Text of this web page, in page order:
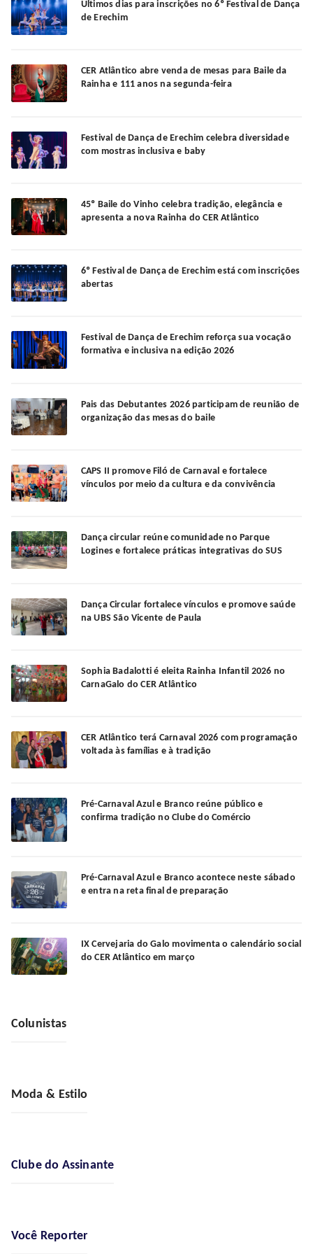
Últimos dias para inscrições no 6º Festival de Dança
de Erechim
CER Atlântico abre venda de mesas para Baile da
Rainha e 111 anos na segunda-feira
Festival de Dança de Erechim celebra diversidade
com mostras inclusiva e baby
45º Baile do Vinho celebra tradição, elegância e
apresenta a nova Rainha do CER Atlântico
6º Festival de Dança de Erechim está com inscrições
abertas
Festival de Dança de Erechim reforça sua vocação
formativa e inclusiva na edição 2026
Pais das Debutantes 2026 participam de reunião de
organização das mesas do baile
CAPS II promove Filó de Carnaval e fortalece
vínculos por meio da cultura e da convivência
Dança circular reúne comunidade no Parque
Logines e fortalece práticas integrativas do SUS
Dança Circular fortalece vínculos e promove saúde
na UBS São Vicente de Paula
Sophia Badalotti é eleita Rainha Infantil 2026 no
CarnaGalo do CER Atlântico
CER Atlântico terá Carnaval 2026 com programação
voltada às famílias e à tradição
Pré-Carnaval Azul e Branco reúne público e
confirma tradição no Clube do Comércio
Pré-Carnaval Azul e Branco acontece neste sábado
e entra na reta final de preparação
IX Cervejaria do Galo movimenta o calendário social
do CER Atlântico em março
Colunistas
Moda & Estilo
Clube do Assinante
Você Reporter